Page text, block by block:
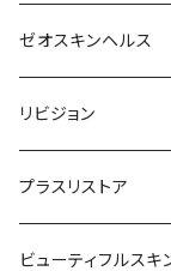
ゼオスキンヘルス
洗顔料・化粧水
美容液（光老化ケア）
美容液（透明感ケア
リビジョン
化粧水
クリーム
プラスリストア
洗顔
ビューティフルスキ